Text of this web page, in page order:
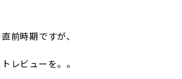
前時期ですが、
レビューを。。